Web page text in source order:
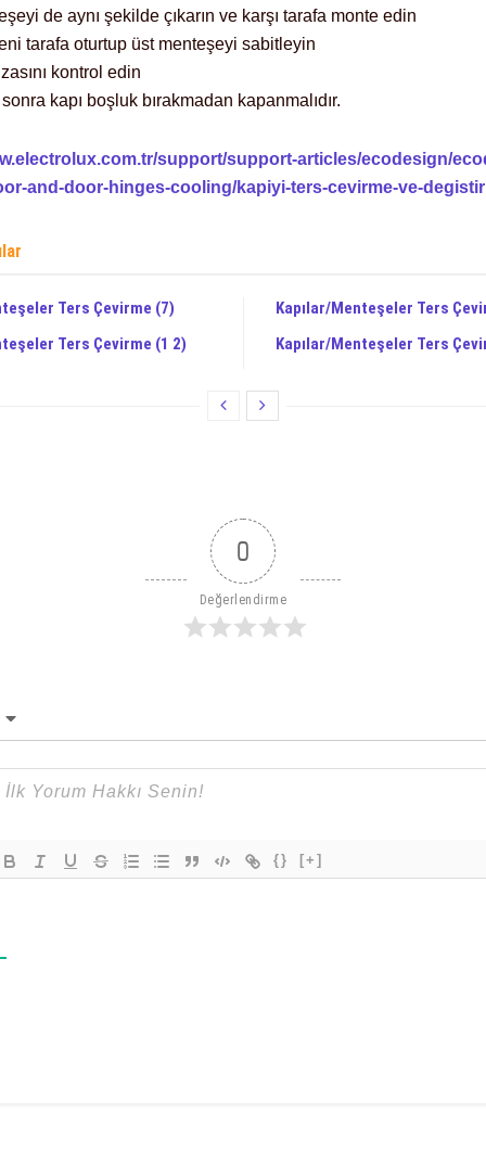
de aynı şekilde çıkarın ve karşı tarafa monte edin
tarafa oturtup üst menteşeyi sabitleyin
kontrol edin
kapı boşluk bırakmadan kapanmalıdır.
support/support-articles/ecodesign/
and-door-hinges-cooling/kapiyi-ters-cevirme-ve-
Ters Çevirme (7)
Ters Çevirme (1 2)
Kapılar/Menteşeler Ters
Kapılar/Menteşeler Ters
0
Değerlendirme
{} [+]